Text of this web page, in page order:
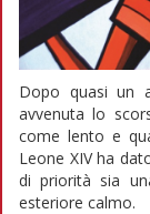
Dopo quasi un
avvenuta lo
come lento e
Leone XIV ha
di priorità sia
esteriore calmo.